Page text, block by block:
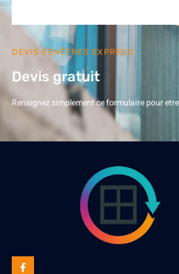
DEVIS FENÊTRES EXPRESS
Devis gratuit
Rensignez simplement ce formulaire pour